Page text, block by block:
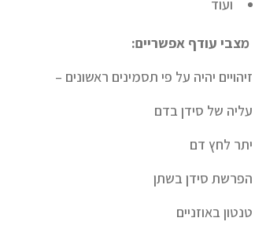
ועוד
מצבי עודף אפשריים:
זיהויים יהיה על פי תסמינים ראשונים –
עליה של סידן בדם
יתר לחץ דם
הפרשת סידן בשתן
טנטון באוזניים